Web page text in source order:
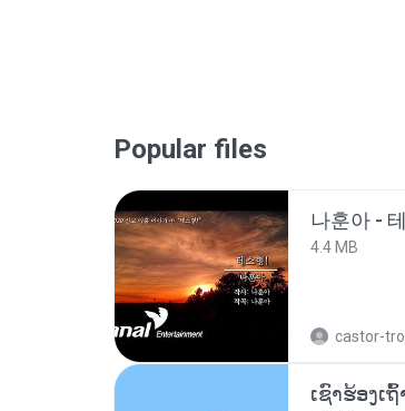
Popular files
나훈아 -
4.4 MB
castor-